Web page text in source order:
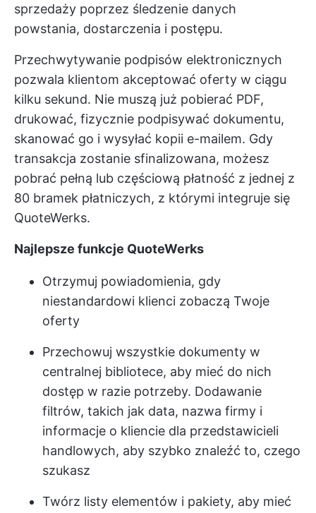
sprzedaży poprzez śledzenie danych
powstania, dostarczenia i postępu.
Przechwytywanie podpisów elektronicznych
pozwala klientom akceptować oferty w ciągu
kilku sekund. Nie muszą już pobierać PDF,
drukować, fizycznie podpisywać dokumentu,
skanować go i wysyłać kopii e-mailem. Gdy
transakcja zostanie sfinalizowana, możesz
pobrać pełną lub częściową płatność z jednej z
80 bramek płatniczych, z którymi integruje się
QuoteWerks.
Najlepsze funkcje QuoteWerks
Otrzymuj powiadomienia, gdy
niestandardowi klienci zobaczą Twoje
oferty
Przechowuj wszystkie dokumenty w
centralnej bibliotece, aby mieć do nich
dostęp w razie potrzeby. Dodawanie
filtrów, takich jak data, nazwa firmy i
informacje o kliencie dla przedstawicieli
handlowych, aby szybko znaleźć to, czego
szukasz
Twórz listy elementów i pakiety, aby mieć